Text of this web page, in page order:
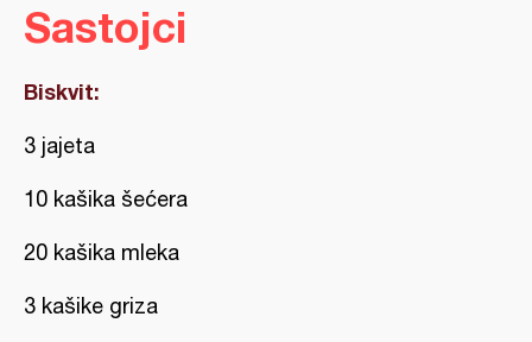
Sastojci
Biskvit:
3 jajeta
10 kašika šećera
20 kašika mleka
3 kašike griza